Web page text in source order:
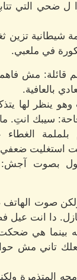
ل ضحي التي
شيطانية تزين
في ملعبي.
قائلة: مش فاهمة
بالعافية.
ينظر لها
سيبك انتِ.
استغليت ضعفي
بصوت
ولكن صوت
دا انت عيل
بينما هي
تاني مش
المتذمرة